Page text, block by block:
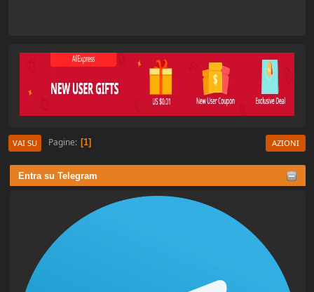
Entra su Telegram
VAI SU Pagine 1 AZIONI